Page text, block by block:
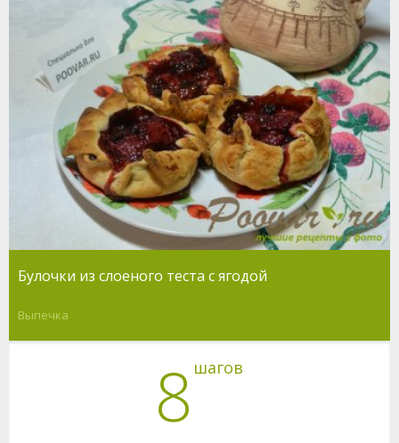
Булочки из слоеного теста с ягодой
Выпечка
8 шагов